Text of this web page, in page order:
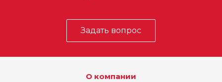
Задать вопрос
О компании